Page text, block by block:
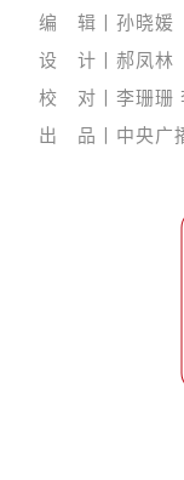
编 辑丨孙晓媛
设 计丨郝凤林
校 对丨李珊珊
出 品丨中央广